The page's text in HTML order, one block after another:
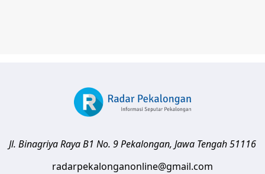
Jl. Binagriya Raya B1 No. 9Pekalongan, Jawa Tengah51116
radarpekalonganonline@gmail.com